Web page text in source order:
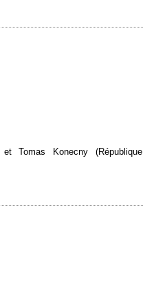
Tomas Konecny (République